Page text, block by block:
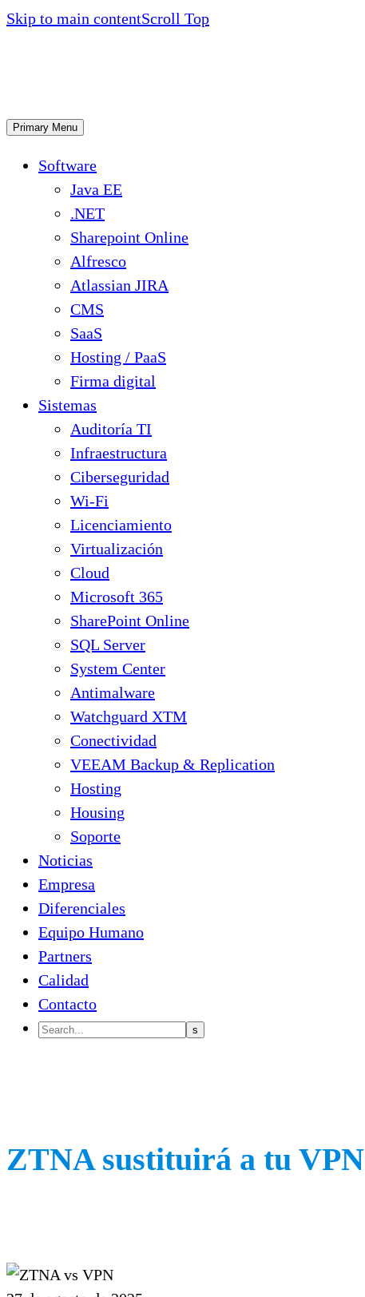
Skip to main contentScroll Top
Primary Menu
Software
Java EE
.NET
Sharepoint Online
Alfresco
Atlassian JIRA
CMS
SaaS
Hosting / PaaS
Firma digital
Sistemas
Auditoría TI
Infraestructura
Ciberseguridad
Wi-Fi
Licenciamiento
Virtualización
Cloud
Microsoft 365
SharePoint Online
SQL Server
System Center
Antimalware
Watchguard XTM
Conectividad
VEEAM Backup & Replication
Hosting
Housing
Soporte
Noticias
Empresa
Diferenciales
Equipo Humano
Partners
Calidad
Contacto
ZTNA sustituirá a tu VPN